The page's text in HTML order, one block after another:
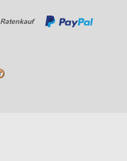
Ratenkauf